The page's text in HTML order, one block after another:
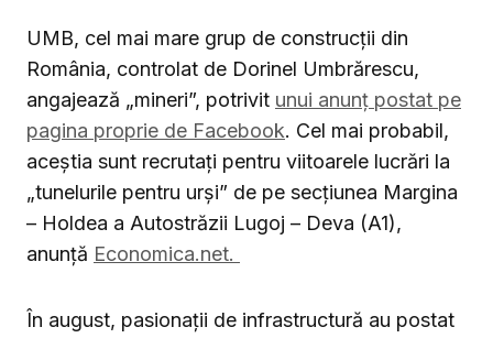
UMB, cel mai mare grup de construcții din
România, controlat de Dorinel Umbrărescu,
angajează „mineri”, potrivit unui anunț postat pe
pagina proprie de Facebook. Cel mai probabil,
aceștia sunt recrutați pentru viitoarele lucrări la
„tunelurile pentru urși” de pe secțiunea Margina
– Holdea a Autostrăzii Lugoj – Deva (A1),
anunță Economica.net.
În august, pasionații de infrastructură au postat